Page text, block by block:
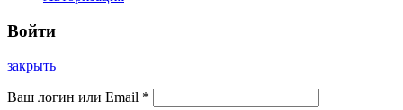
Войти
закрыть
Ваш логин или Email *